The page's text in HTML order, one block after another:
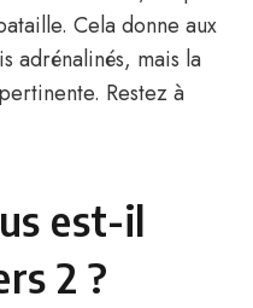
Cela donne aux
adrénalinés, mais la
Restez à
est-il
2 ?